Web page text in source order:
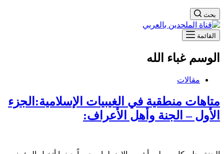
بحث
القائمة
الوسم غباء الله
مقالات
متاهات منطقية في الغيبيات الإسلامية:الجزء
الأول – الجنة وأهل الأعراف: